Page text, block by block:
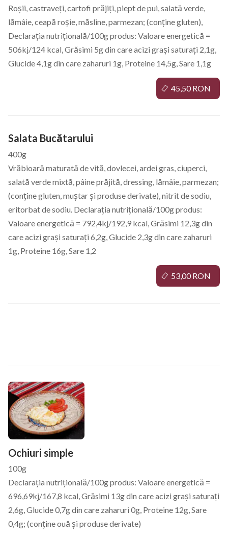
Roșii, castraveți, cartofi prăjiți, piept de pui, salată verde,
lămâie, ceapă roșie, măsline, parmezan; (conține gluten),
Declarația nutrițională/100g produs: Valoare energetică =
506kj/124 kcal, Grăsimi 5g din care acizi grași saturați 2,1g,
Glucide 4,1g din care zaharuri 1g, Proteine 14,5g, Sare 1,1g
Salata Bucătarului
400g
Vrăbioară maturată de vită, dovlecei, ardei gras, ciuperci,
salată verde mixtă, pâine prăjită, dressing, lămâie, parmezan;
(conține gluten, muștar și produse derivate), nitrit de sodiu,
eritorbat de sodiu. Declarația nutrițională/100g produs:
Valoare energetică = 792,4kj/192,9 kcal, Grăsimi 12,3g din
care acizi grași saturați 6,2g, Glucide 2,3g din care zaharuri
1g, Proteine 16g, Sare 1,2
Ochiuri simple
100g
Declarația nutrițională/100g produs: Valoare energetică =
696,69kj/167,8 kcal, Grăsimi 13g din care acizi grași saturați
2,6g, Glucide 0,7g din care zaharuri 0g, Proteine 12g, Sare
0,4g; (conține ouă și produse derivate)